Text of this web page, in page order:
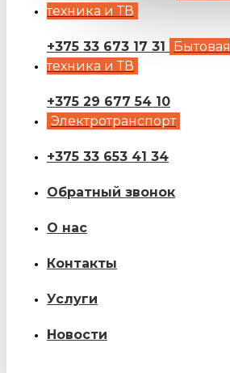
техника и ТВ
+375 33 673 17 31
Бытовая
техника и ТВ
+375 29 677 54 10
Электротранспорт
+375 33 653 41 34
Обратный звонок
О нас
Контакты
Услуги
Новости